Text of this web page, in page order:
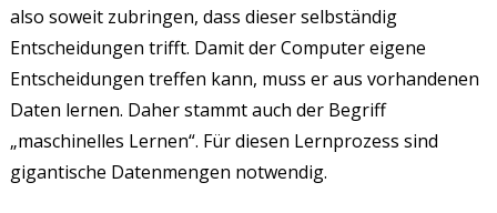
also soweit zubringen, dass dieser selbständig
Entscheidungen trifft. Damit der Computer eigene
Entscheidungen treffen kann, muss er aus vorhandenen
Daten lernen. Daher stammt auch der Begriff
„maschinelles Lernen“. Für diesen Lernprozess sind
gigantische Datenmengen notwendig.